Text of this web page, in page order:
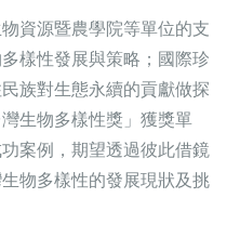
資源暨農學院等單位的支
樣性發展與策略；國際珍
族對生態永續的貢獻做探
生物多樣性獎」獲獎單
案例，期望透過彼此借鏡
物多樣性的發展現狀及挑